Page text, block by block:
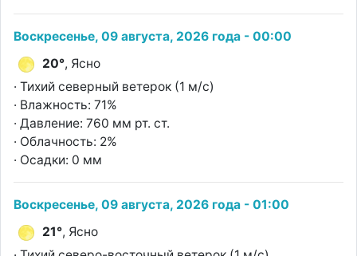
Воскресенье, 09 августа, 2026 года - 00:00
20°, Ясно
· Тихий северный ветерок (1 м/с)
· Влажность: 71%
· Давление: 760 мм рт. ст.
· Облачность: 2%
· Осадки: 0 мм
Воскресенье, 09 августа, 2026 года - 01:00
21°, Ясно